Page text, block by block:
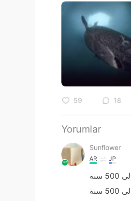
59 18
Yorumlar
Sunflower
AR JP